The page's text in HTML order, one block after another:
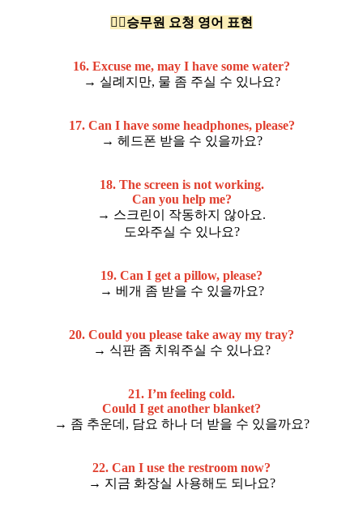
🧑‍✈️승무원 요청 영어 표현
16. Excuse me, may I have some water?
→ 실례지만, 물 좀 주실 수 있나요?
17. Can I have some headphones, please?
→ 헤드폰 받을 수 있을까요?
18. The screen is not working.
Can you help me?
→ 스크린이 작동하지 않아요.
도와주실 수 있나요?
19. Can I get a pillow, please?
→ 베개 좀 받을 수 있을까요?
20. Could you please take away my tray?
→ 식판 좀 치워주실 수 있나요?
21. I’m feeling cold.
Could I get another blanket?
→ 좀 추운데, 담요 하나 더 받을 수 있을까요?
22. Can I use the restroom now?
→ 지금 화장실 사용해도 되나요?